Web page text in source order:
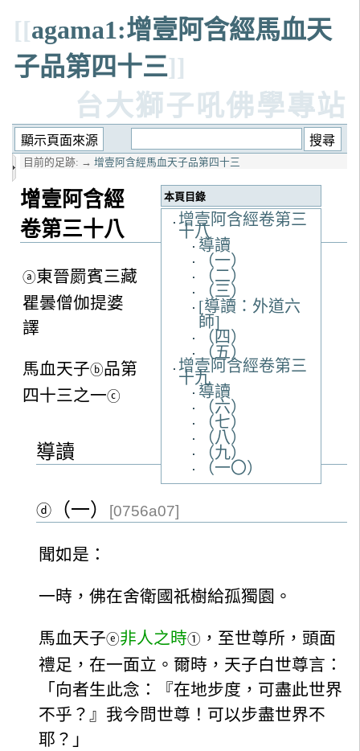
[[agama1:增壹阿含經馬血天
子品第四十三]]
台大獅子吼佛學專站
目前的足跡: → 增壹阿含經馬血天子品第四十三
本頁目錄
增壹阿含經卷第三
十八
導讀
（一）
（二）
（三）
[導讀：外道六
師]
（四）
（五）
增壹阿含經卷第三
十九
導讀
（六）
（七）
（八）
（九）
（一〇）
增壹阿含經
卷第三十八
ⓐ東晉罽賓三藏
瞿曇僧伽提婆
譯
馬血天子ⓑ品第
四十三之一ⓒ
導讀
ⓓ （一） [0756a07]
聞如是：
一時，佛在舍衛國祇樹給孤獨園。
馬血天子ⓔ非人之時① ，至世尊所，頭面
禮足，在一面立。爾時，天子白世尊言：
「向者生此念：『在地步度，可盡此世界
不乎？』我今問世尊！可以步盡世界不
耶？」